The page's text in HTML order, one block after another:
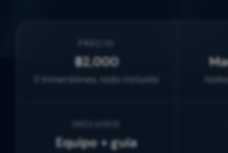
฿2,000
2 inmersiones, todo incluido
Equipo + guía